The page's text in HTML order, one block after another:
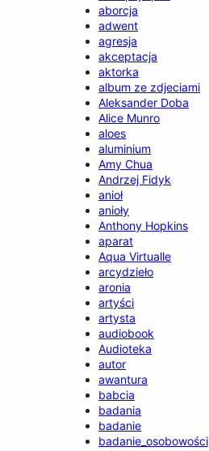
aborcja
adwent
agresja
akceptacja
aktorka
album ze zdjeciami
Aleksander Doba
Alice Munro
aloes
aluminium
Amy Chua
Andrzej Fidyk
anioł
anioły
Anthony Hopkins
aparat
Aqua Virtualle
arcydzieło
aronia
artyści
artysta
audiobook
Audioteka
autor
awantura
babcia
badania
badanie
badanie_osobowości